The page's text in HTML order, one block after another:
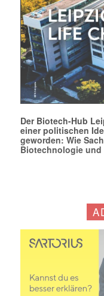
Der Biotech-Hub
einer politischen
geworden: Wie
Biotechnologie